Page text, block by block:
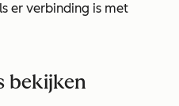
er verbinding is met
bekijken